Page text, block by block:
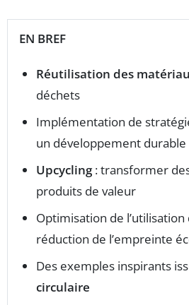
EN BREF
Réutilisation des
déchets
Implémentation de
un développement durable
Upcycling: transformer
produits de valeur
Optimisation de l’utilisation
réduction de l’empreinte
Des exemples inspirants
circulaire